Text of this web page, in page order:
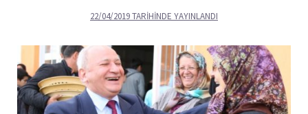
22/04/2019TARIHINDE YAYINLANDI